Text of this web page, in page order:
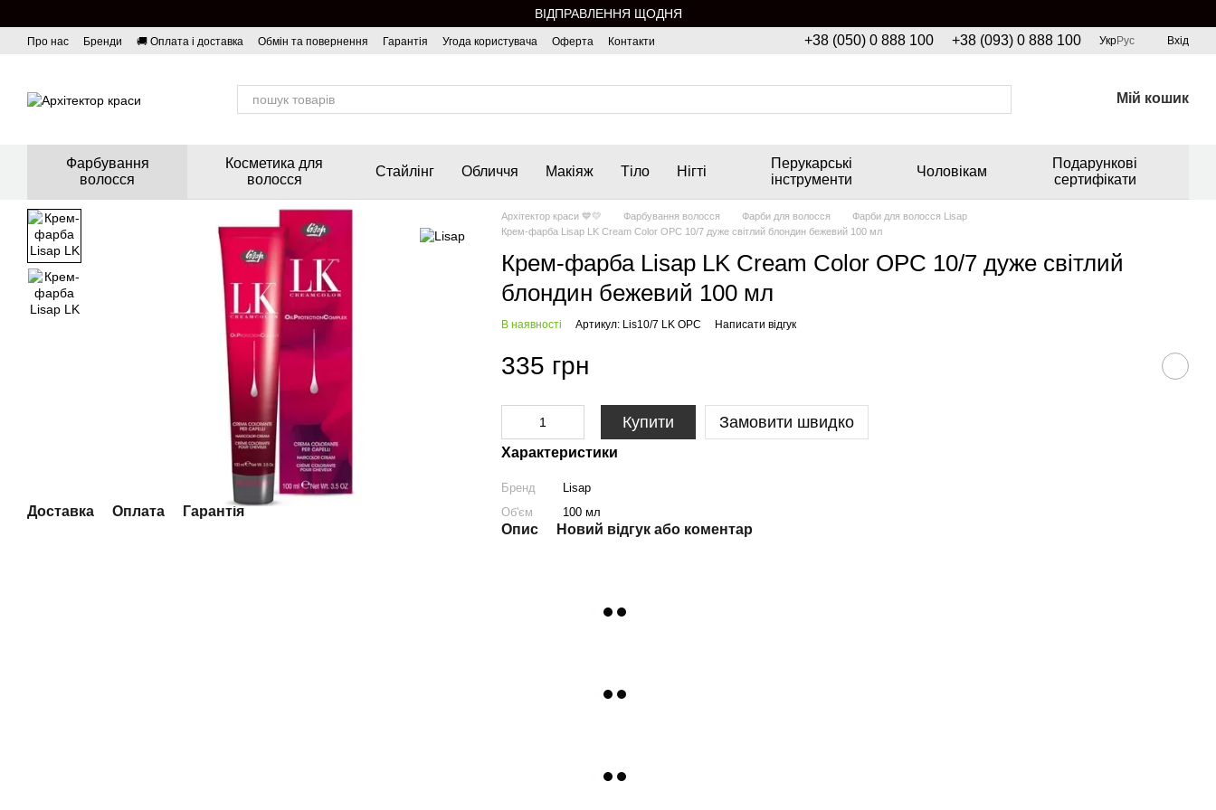
ВІДПРАВЛЕННЯ ЩОДНЯ
Про нас Бренди 🚚 Оплата і доставка Обмін та повернення Гарантія Угода користувача Оферта Контакти +38 (050) 0 888 100 +38 (093) 0 888 100 УкрРус Вхід
Мій кошик
Фарбування
волосся
Косметика для
волосся
Стайлінг Обличчя Макіяж Тіло Нігті
Перукарські
інструменти
Чоловікам
Подарункові
сертифікати
Доставка Оплата Гарантія
Архітектор краси 💙💛 Фарбування волосся Фарби для волосся
Фарби для волосся Lisap
Крем-фарба Lisap LK Cream Color OPC 10/7 дуже світлий блондин бежевий 100 мл
Крем-фарба Lisap LK Cream Color OPC 10/7 дуже світлий
блондин бежевий 100 мл
В наявності Артикул: Lis10/7 LK OPC Написати відгук
335 грн
Купити Замовити швидко
Характеристики
Бренд
Lisap
Об'єм
100 мл
Опис Новий відгук або коментар